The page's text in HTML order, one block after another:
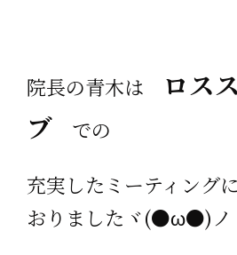
院長の青木は ロス
ブ での
充実したミーティング
おりましたヾ(●ω●)ノ